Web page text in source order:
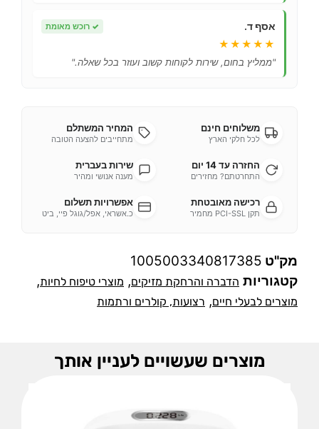
אסף ד. ✓ רוכש מאומת
★★★★★
"ממליץ בחום, שירות לקוחות קשוב ועוזר בכל שאלה."
משלוחים חינם
לכל חלקי הארץ
המחיר המשתלם
מתחייבים להצעה הטובה
החזרה עד 14 יום
התחרטתם? מחזירים
שירות בעברית
מענה אנושי ומהיר
רכישה מאובטחת
תקן PCI-SSL מחמיר
אפשרויות תשלום
כ.אשראי, אפל/גוגל פיי, ביט
מק"ט 1005003340817385
קטגוריות הדברה והרחקת מזיקים, מוצרי טיפוח לחיות,
מוצרים לבעלי חיים, רצועות, קולרים ורתמות
מוצרים שעשויים לעניין אותך